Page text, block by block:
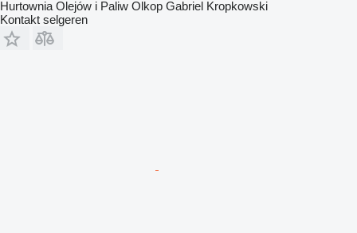
Hurtownia Olejów i Paliw Olkop Gabriel Kropkowski
Kontakt selgeren